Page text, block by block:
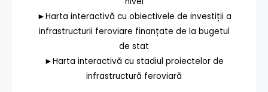
►Harta interactivă cu obiectivele de investiții a
infrastructurii feroviare finanțate de la bugetul
de stat
►Harta interactivă cu stadiul proiectelor de
infrastructură feroviară